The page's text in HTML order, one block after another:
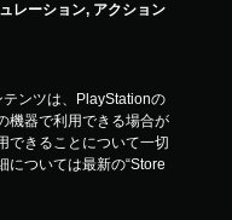
レーション, アクション
ンツは、PlayStationの
機器で利用できる場合が
できることについて一切
については最新の“Store